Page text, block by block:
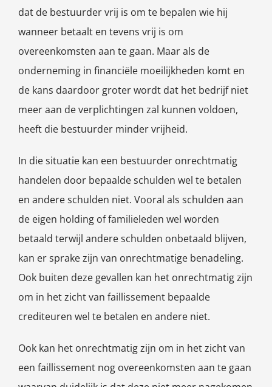
dat de bestuurder vrij is om te bepalen wie hij
wanneer betaalt en tevens vrij is om
overeenkomsten aan te gaan. Maar als de
onderneming in financiële moeilijkheden komt en
de kans daardoor groter wordt dat het bedrijf niet
meer aan de verplichtingen zal kunnen voldoen,
heeft die bestuurder minder vrijheid.
In die situatie kan een bestuurder onrechtmatig
handelen door bepaalde schulden wel te betalen
en andere schulden niet. Vooral als schulden aan
de eigen holding of familieleden wel worden
betaald terwijl andere schulden onbetaald blijven,
kan er sprake zijn van onrechtmatige benadeling.
Ook buiten deze gevallen kan het onrechtmatig zijn
om in het zicht van faillissement bepaalde
crediteuren wel te betalen en andere niet.
Ook kan het onrechtmatig zijn om in het zicht van
een faillissement nog overeenkomsten aan te gaan